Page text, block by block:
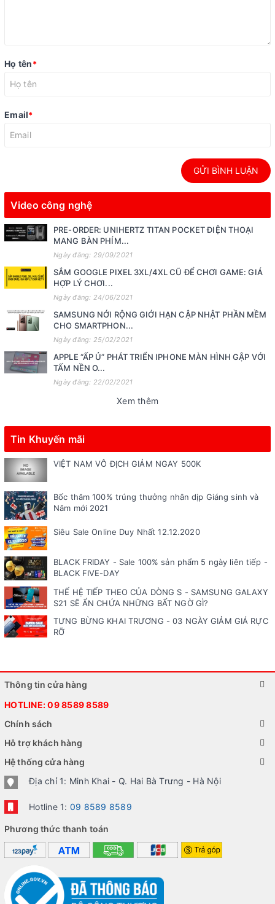
Họ tên*
Email*
GỬI BÌNH LUẬN
Video công nghệ
PRE-ORDER: UNIHERTZ TITAN POCKET ĐIỆN THOẠI
MANG BÀN PHÍM...
Ngày đăng: 29/09/2021
SẮM GOOGLE PIXEL 3XL/4XL CŨ ĐỂ CHƠI GAME: GIÁ
HỢP LÝ CHƠI...
Ngày đăng: 24/06/2021
SAMSUNG NỚI RỘNG GIỚI HẠN CẬP NHẬT PHẦN MỀM
CHO SMARTPHON...
Ngày đăng: 25/02/2021
APPLE “ẤP Ủ” PHÁT TRIỂN IPHONE MÀN HÌNH GẬP VỚI
TẤM NỀN O...
Ngày đăng: 22/02/2021
Xem thêm
Tin Khuyến mãi
VIỆT NAM VÔ ĐỊCH GIẢM NGAY 500K
Bốc thăm 100% trúng thưởng nhân dịp Giáng sinh và
Năm mới 2021
Siêu Sale Online Duy Nhất 12.12.2020
BLACK FRIDAY - Sale 100% sản phẩm 5 ngày liên tiếp -
BLACK FIVE-DAY
THẾ HỆ TIẾP THEO CỦA DÒNG S - SAMSUNG GALAXY
S21 SẼ ẨN CHỨA NHỮNG BẤT NGỜ GÌ?
TƯNG BỪNG KHAI TRƯƠNG - 03 NGÀY GIẢM GIÁ RỰC
RỠ
Thông tin cửa hàng
HOTLINE:09 8589 8589
Chính sách
Hỗ trợ khách hàng
Hệ thống cửa hàng
Địa chỉ 1: Minh Khai - Q. Hai Bà Trưng - Hà Nội
Hotline 1: 09 8589 8589
Phương thức thanh toán